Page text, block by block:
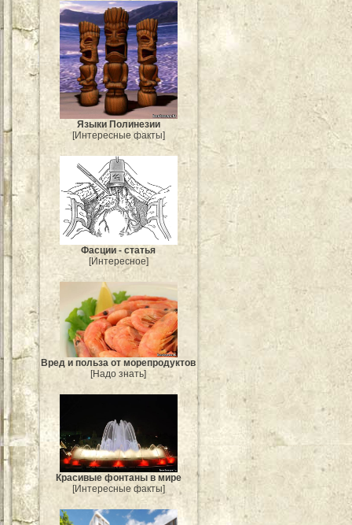
Языки Полинезии
[Интересные факты]
Фасции - статья
[Интересное]
Вред и польза от морепродуктов
[Надо знать]
Красивые фонтаны в мире
[Интересные факты]